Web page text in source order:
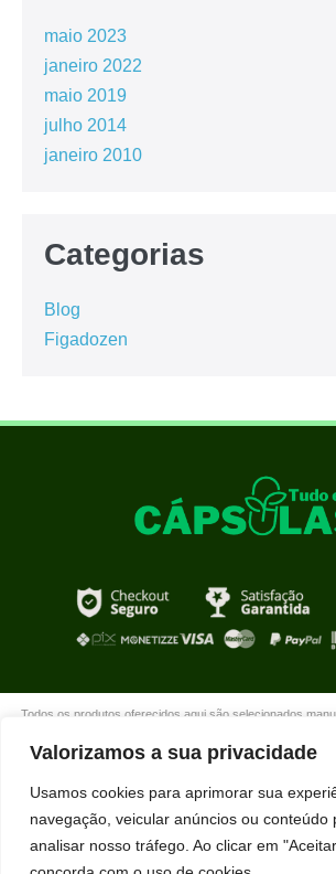
Valorizamos a sua privacidade
Usamos cookies para aprimorar sua
navegação, veicular anúncios ou conteúdo
analisar nosso tráfego. Ao clicar em
maio 2023
janeiro 2022
maio 2019
julho 2014
janeiro 2010
Categorias
Blog
Figadozen
Todos os produtos oferecidos aqui são selecionados
extraordinários para você que está realmente